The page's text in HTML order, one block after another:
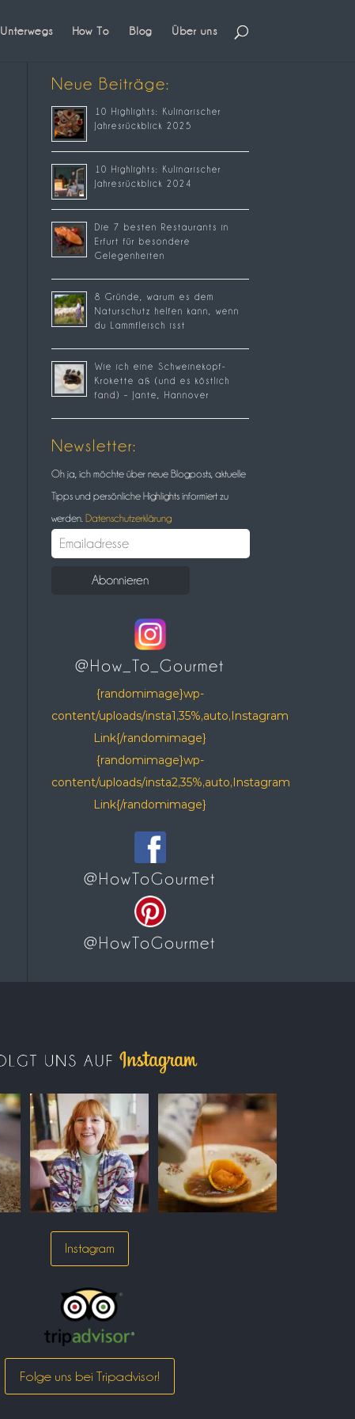
Unterwegs How To Blog Über uns
Neue Beiträge:
10 Highlights: Kulinarischer
Jahresrückblick 2025
10 Highlights: Kulinarischer
Jahresrückblick 2024
Die 7 besten Restaurants in
Erfurt für besondere
Gelegenheiten
8 Gründe, warum es dem
Naturschutz helfen kann, wenn
du Lammfleisch isst
Wie ich eine Schweinekopf-
Krokette aß (und es köstlich
fand) – Jante, Hannover
Newsletter:
Oh ja, ich möchte über neue Blogposts, aktuelle
Tipps und persönliche Highlights informiert zu
werden. Datenschutzerklärung
@How_To_Gourmet
{randomimage}wp-
content/uploads/insta1,35%,auto,Instagram
Link{/randomimage}
{randomimage}wp-
content/uploads/insta2,35%,auto,Instagram
Link{/randomimage}
@HowToGourmet
@HowToGourmet
Instagram
Folge uns bei Tripadvisor!